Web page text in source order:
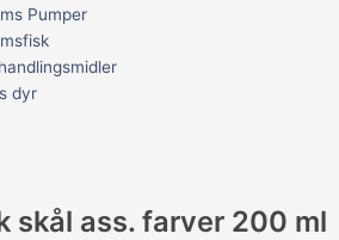
Pumper
dyr
skål ass. farver 200 ml